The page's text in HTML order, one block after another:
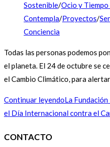
Sostenible/Ocio y
Contempla/Proyectos/
Conciencia
Todas las personas podemos
el planeta. El 24 de octubre se
el Cambio Climático, para
Continuar leyendoLa
el Día Internacional contra el
CONTACTO